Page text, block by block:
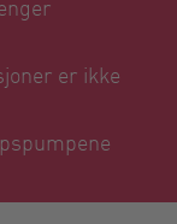
er ikke